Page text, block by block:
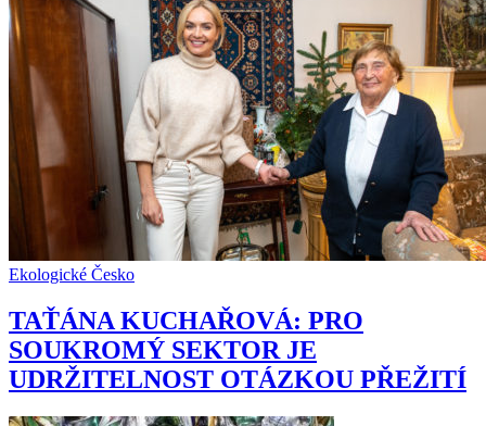
Ekologické Česko
TAŤÁNA KUCHAŘOVÁ: PRO
SOUKROMÝ SEKTOR JE
UDRŽITELNOST OTÁZKOU PŘEŽITÍ